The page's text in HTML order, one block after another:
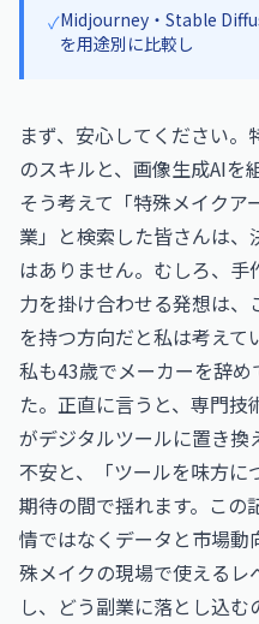
✓Midjourney・Stable
を用途別に比較し
まず、安心してください。
のスキルと、画像生成AIを
そう考えて「特殊メイクア
業」と検索した皆さんは
はありません。むしろ、
力を掛け合わせる発想は
を持つ方向だと私は考えて
私も43歳でメーカーを辞
た。正直に言うと、専門
がデジタルツールに置き換
不安と、「ツールを味方に
期待の間で揺れます。この
情ではなくデータと市場動
殊メイクの現場で使える
し、どう副業に落とし込